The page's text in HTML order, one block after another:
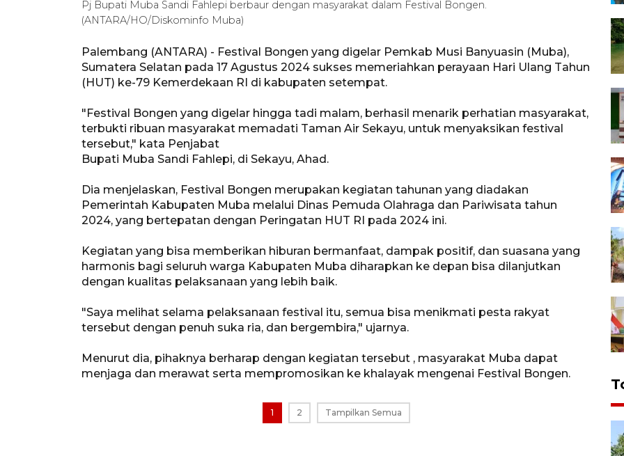
Pj Bupati Muba Sandi Fahlepi berbaur dengan masyarakat dalam Festival Bongen.
(ANTARA/HO/Diskominfo Muba)
Palembang (ANTARA) - Festival Bongen yang digelar Pemkab Musi Banyuasin (Muba),
Sumatera Selatan pada 17 Agustus 2024 sukses memeriahkan perayaan Hari Ulang Tahun
(HUT) ke-79 Kemerdekaan RI di kabupaten setempat.
"Festival Bongen yang digelar hingga tadi malam, berhasil menarik perhatian masyarakat,
terbukti ribuan masyarakat memadati Taman Air Sekayu, untuk menyaksikan festival
tersebut," kata Penjabat
Bupati Muba Sandi Fahlepi, di Sekayu, Ahad.
Dia menjelaskan, Festival Bongen merupakan kegiatan tahunan yang diadakan
Pemerintah Kabupaten Muba melalui Dinas Pemuda Olahraga dan Pariwisata tahun
2024, yang bertepatan dengan Peringatan HUT RI pada 2024 ini.
Kegiatan yang bisa memberikan hiburan bermanfaat, dampak positif, dan suasana yang
harmonis bagi seluruh warga Kabupaten Muba diharapkan ke depan bisa dilanjutkan
dengan kualitas pelaksanaan yang lebih baik.
"Saya melihat selama pelaksanaan festival itu, semua bisa menikmati pesta rakyat
tersebut dengan penuh suka ria, dan bergembira," ujarnya.
Menurut dia, pihaknya berharap dengan kegiatan tersebut , masyarakat Muba dapat
menjaga dan merawat serta mempromosikan ke khalayak mengenai Festival Bongen.
1 2 Tampilkan Semua